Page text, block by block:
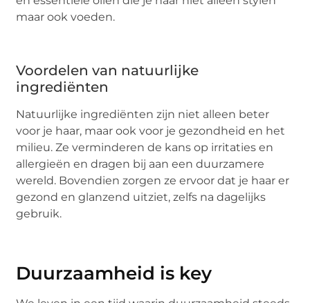
maar ook voeden.
Voordelen van natuurlijke
ingrediënten
Natuurlijke ingrediënten zijn niet alleen beter
voor je haar, maar ook voor je gezondheid en het
milieu. Ze verminderen de kans op irritaties en
allergieën en dragen bij aan een duurzamere
wereld. Bovendien zorgen ze ervoor dat je haar er
gezond en glanzend uitziet, zelfs na dagelijks
gebruik.
Duurzaamheid is key